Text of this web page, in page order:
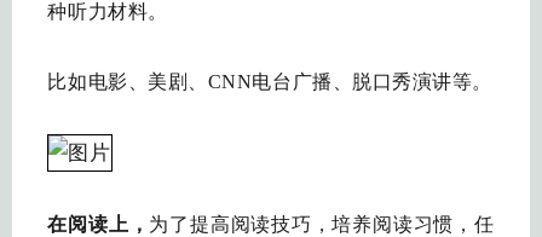
种听力材料。
比如电影、美剧、CNN电台广播、脱口秀演讲等。
在阅读上， 为了提高阅读技巧，培养阅读习惯，任